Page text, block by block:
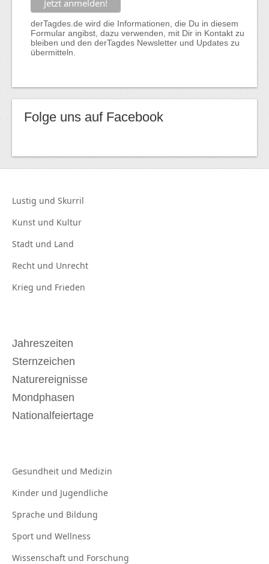
derTagdes.de wird die Informationen, die Du in diesem
Formular angibst, dazu verwenden, mit Dir in Kontakt zu
bleiben und den derTagdes Newsletter und Updates zu
übermitteln.
Folge uns auf Facebook
Lustig und Skurril
Kunst und Kultur
Stadt und Land
Recht und Unrecht
Krieg und Frieden
Jahreszeiten
Sternzeichen
Naturereignisse
Mondphasen
Nationalfeiertage
Gesundheit und Medizin
Kinder und Jugendliche
Sprache und Bildung
Sport und Wellness
Wissenschaft und Forschung